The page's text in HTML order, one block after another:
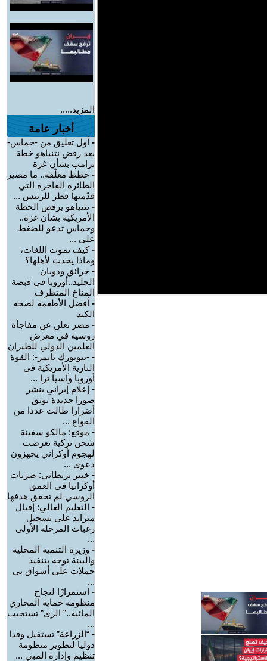
المزيد.....
أخبار عامة
- أول تعليق من -حماس-
بعد رفض نتنياهو خطة
ترامب بشأن غزة
- خطط معلّقة.. ما مصير
الطائرة الفاخرة التي
قدّمتها قطر للرئيس ...
- نتنياهو يرفض الخطة
الأمريكية بشأن غزة..
وحماس تدعو للضغط
على ...
-كيف تموت اللغات،
وماذا يحدث لأهلها؟
- حرائق وذوبان
الجليد..أوروبا في قبضة
المناخ المتطرف
- أفضل الأطعمة لصحة
الكبد
- مصر تعلن عن مفاجأة
روسية في معرض
العلمين الدولي للطيران
- -نيويورك تايمز-: القوة
النارية الأمريكية في
أوروبا وآسيا ترا ...
- إعلام إيراني ينشر
صورا جديدة توثق
أضرارا طالت عددا من
القواع ...
- موقع: مالكو سفينة
شحن تركية تعرضت
لهجوم أوكراني يجهزون
دعوى ...
- خبير بريطاني: ضربات
أوكرانيا في العمق
الروسي لم تحقق هدفها
- التعليم العالي: إقبال
متزايد على تسجيل
رغبات المرحلة الأولى
...
- وزيرة التنمية المحلية
والبيئة توجه بتنفيذ
حملات على أسواق بي
...
- استمرارًا لنجاح
منظومة حماية المجاري
المائية..” الرى” تستجيب
...
- “الزراعة” تستقبل وفدا
دوليا لتطوير منظومة
تنظيم وإدارة المبي ...